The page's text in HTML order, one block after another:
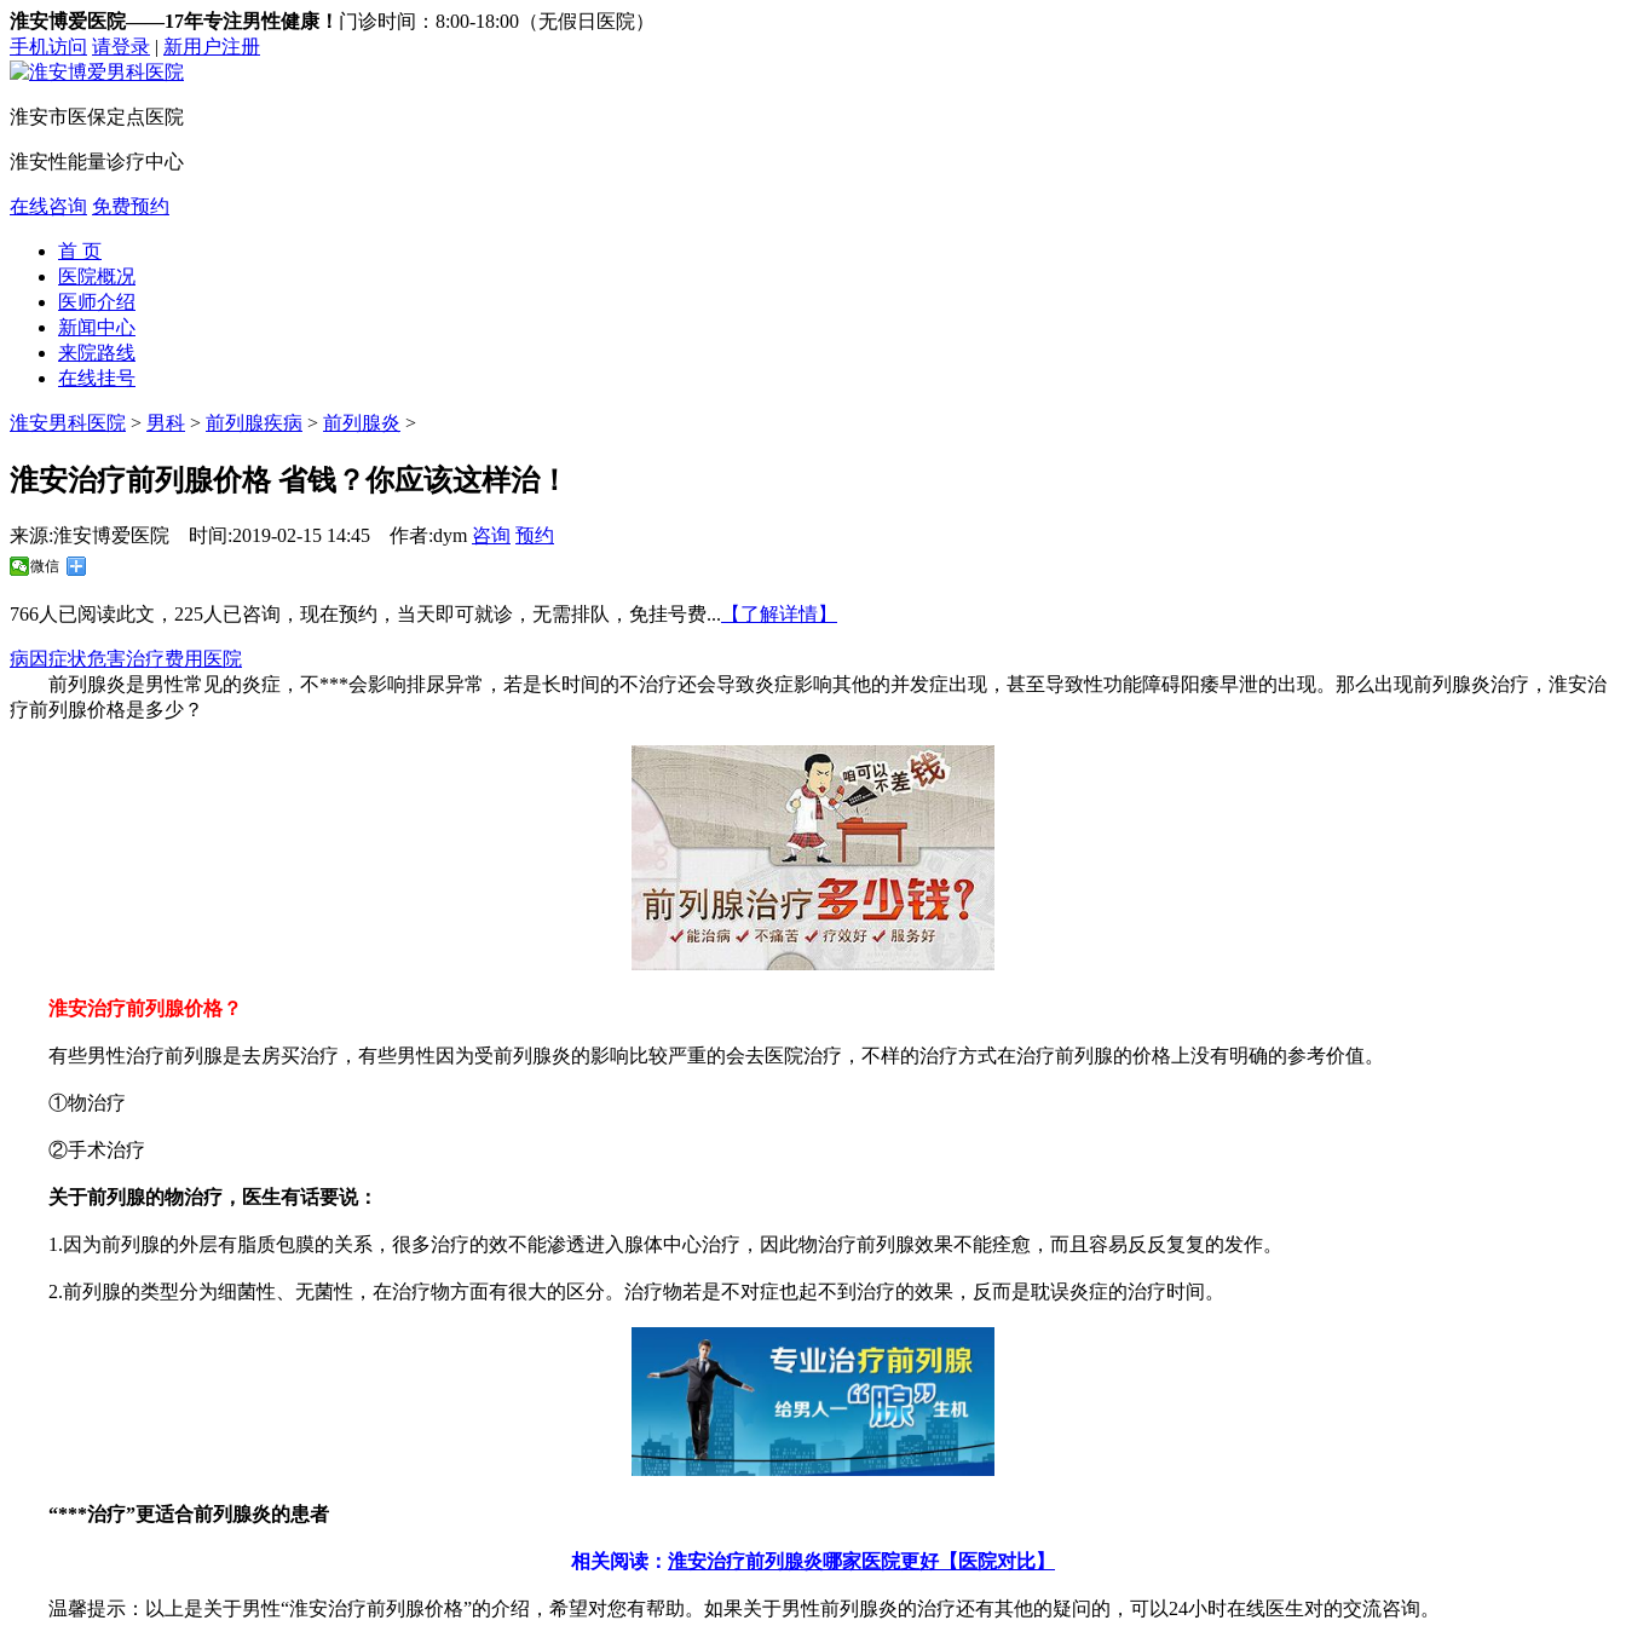
淮安博爱医院——17年专注男性健康！ 门诊时间：8:00-18:00（无假日医院）
手机访问 请登录 | 新用户注册
淮安市医保定点医院
淮安性能量诊疗中心
在线咨询 免费预约
首 页
医院概况
医师介绍
新闻中心
来院路线
在线挂号
淮安男科医院 > 男科 > 前列腺疾病 > 前列腺炎 >
淮安治疗前列腺价格 省钱？你应该这样治！
来源:淮安博爱医院 时间:2019-02-15 14:45 作者:dym 咨询 预约
微信
766人已阅读此文， 225人已咨询，现在预约，当天即可就诊，无需排队，免挂号费... 【了解详情】
病因症状危害治疗费用 医院
前列腺炎是男性常见的炎症，不***会影响排尿异常，若是长时间的不治疗还会导致炎症影响其他的并发症出现，甚至导致性功能障碍阳痿早泄的出现。那么出现前列腺炎治疗，淮安治
疗前列腺价格是多少？
淮安治疗前列腺价格？
有些男性治疗前列腺是去房买治疗，有些男性因为受前列腺炎的影响比较严重的会去医院治疗，不样的治疗方式在治疗前列腺的价格上没有明确的参考价值。
①物治疗
②手术治疗
关于前列腺的物治疗，医生有话要说：
1.因为前列腺的外层有脂质包膜的关系，很多治疗的效不能渗透进入腺体中心治疗，因此物治疗前列腺效果不能痊愈，而且容易反反复复的发作。
2.前列腺的类型分为细菌性、无菌性，在治疗物方面有很大的区分。治疗物若是不对症也起不到治疗的效果，反而是耽误炎症的治疗时间。
“***治疗”更适合前列腺炎的患者
相关阅读： 淮安治疗前列腺炎哪家医院更好【医院对比】
温馨提示：以上是关于男性“淮安治疗前列腺价格”的介绍，希望对您有帮助。如果关于男性前列腺炎的治疗还有其他的疑问的，可以24小时在线医生对的交流咨询。